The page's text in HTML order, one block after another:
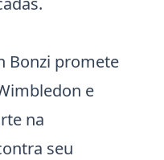
Bonzi promete
e
na
seu